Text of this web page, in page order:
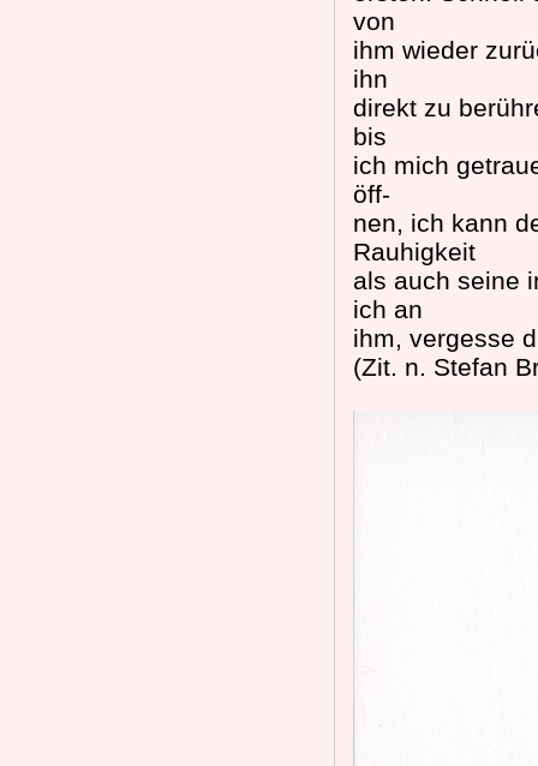
von
ihm wieder
ihn
direkt zu
bis
ich mich
öff-
nen, ich kann
Rauhigkeit
als auch seine
ich an
ihm, vergesse
(Zit. n. Stefan